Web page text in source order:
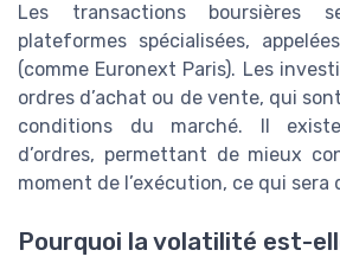
Les transactions
plateformes spécialisées,
(comme Euronext Paris). Les
ordres d’achat ou de vente, qui
conditions du marché. Il
d’ordres, permettant de mieux
moment de l’exécution, ce qui sera
Pourquoi la volatilité est-